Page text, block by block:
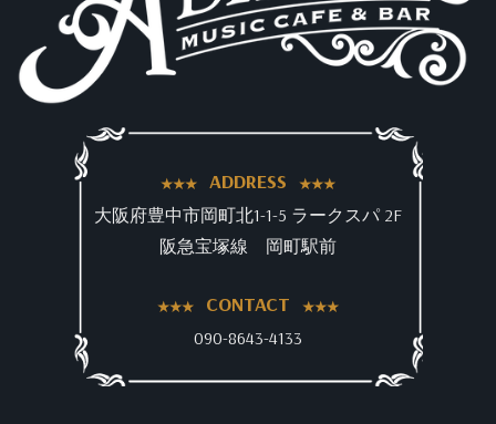
ADDRESS
大阪府豊中市岡町北1-1-5 ラークスパ 2F
阪急宝塚線 岡町駅前
CONTACT
090-8643-4133